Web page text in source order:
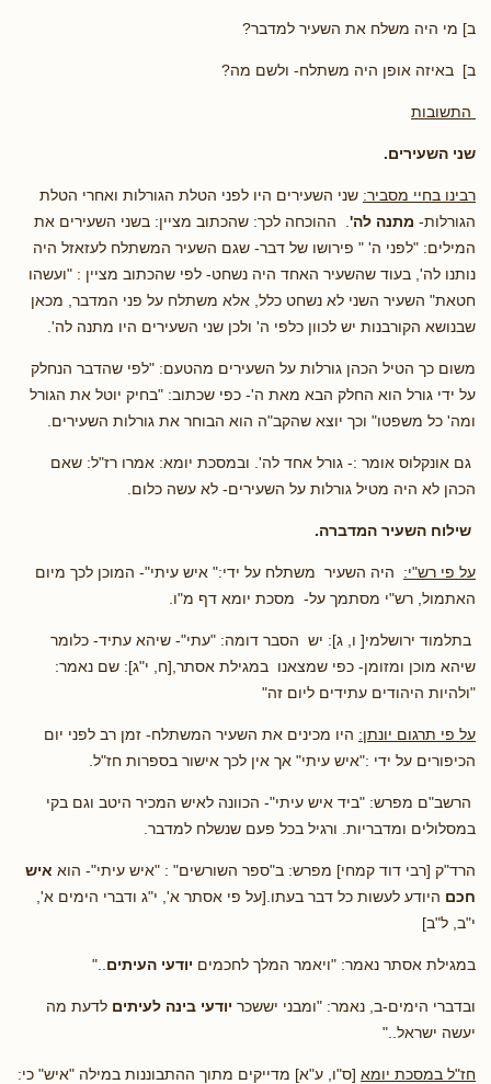
ב] מי היה משלח את השעיר למדבר?
ב] באיזה אופן היה משתלח- ולשם מה?
התשובות
שני השעירים.
רבינו בחיי מסביר: שני השעירים היו לפני הטלת הגורלות ואחרי הטלת
הגורלות- מתנה לה' . ההוכחה לכך: שהכתוב מציין: בשני השעירים את
המילים: "לפני ה' " פירושו של דבר- שגם השעיר המשתלח לעזאזל היה
נותנו לה', בעוד שהשעיר האחד היה נשחט- לפי שהכתוב מציין : "ועשהו
חטאת" השעיר השני לא נשחט כלל, אלא משתלח על פני המדבר, מכאן
שבנושא הקורבנות יש לכוון כלפי ה' ולכן שני השעירים היו מתנה לה'.
משום כך הטיל הכהן גורלות על השעירים מהטעם: "לפי שהדבר הנחלק
על ידי גורל הוא החלק הבא מאת ה'- כפי שכתוב: "בחיק יוטל את הגורל
ומה' כל משפטו" וכך יוצא שהקב"ה הוא הבוחר את גורלות השעירים.
גם אונקלוס אומר :- גורל אחד לה'. ובמסכת יומא: אמרו רז"ל: שאם
הכהן לא היה מטיל גורלות על השעירים- לא עשה כלום.
שילוח השעיר המדברה.
על פי רש"י: היה השעיר משתלח על ידי:" איש עיתי"- המוכן לכך מיום
האתמול, רש"י מסתמך על- מסכת יומא דף מ"ו.
בתלמוד ירושלמי[ ו, ג]: יש הסבר דומה: "עתי"- שיהא עתיד- כלומר
שיהא מוכן ומזומן- כפי שמצאנו במגילת אסתר,[ח, י"ג]: שם נאמר:
"ולהיות היהודים עתידים ליום זה"
על פי תרגום יונתן: היו מכינים את השעיר המשתלח- זמן רב לפני יום
הכיפורים על ידי :"איש עיתי" אך אין לכך אישור בספרות חז"ל.
הרשב"ם מפרש: "ביד איש עיתי"- הכוונה לאיש המכיר היטב וגם בקי
במסלולים ומדבריות. ורגיל בכל פעם שנשלח למדבר.
הרד"ק [רבי דוד קמחי] מפרש: ב"ספר השורשים" : "איש עיתי"- הוא איש
חכם היודע לעשות כל דבר בעתו.[על פי אסתר א', י"ג ודברי הימים א',
י"ב, ל"ב]
במגילת אסתר נאמר: "ויאמר המלך לחכמים יודעי העיתים .."
ובדברי הימים-ב, נאמר: "ומבני יששכר יודעי בינה לעיתים לדעת מה
יעשה ישראל.."
חז"ל במסכת יומא [ס"ו, ע"א] מדייקים מתוך ההתבוננות במילה "איש" כי: